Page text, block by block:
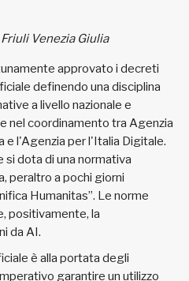
Venezia Giulia
approvato i decreti
definendo una disciplina
a livello nazionale e
nel coordinamento tra Agenzia
e l'Agenzia per l'Italia Digitale.
si dota di una normativa
peraltro a pochi giorni
Humanitas”. Le norme
positivamente, la
da AI.
è alla portata degli
garantire un utilizzo